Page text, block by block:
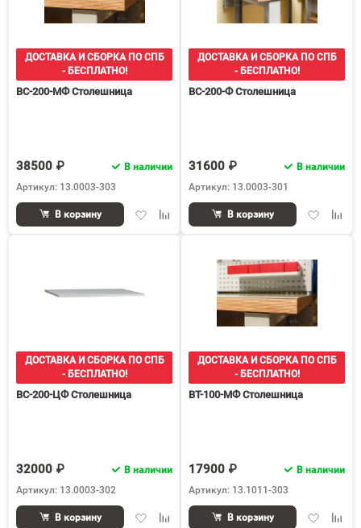
ДОСТАВКА И СБОРКА ПО СПБ
- БЕСПЛАТНО!
ВС-200-МФ Столешница
38500 ₽
В наличии
Артикул: 13.0003-303
ДобавитьДобавить
В корзину
ДОСТАВКА И СБОРКА ПО СПБ
- БЕСПЛАТНО!
ВС-200-Ф Столешница
31600 ₽
В наличии
Артикул: 13.0003-301
Добавить
В корзину
ДОСТАВКА И СБОРКА ПО СПБ
- БЕСПЛАТНО!
ВС-200-ЦФ Столешница
32000 ₽
В наличии
Артикул: 13.0003-302
ДобавитьДобавить
В корзину
ДОСТАВКА И СБОРКА ПО СПБ
- БЕСПЛАТНО!
ВТ-100-МФ Столешница
17900 ₽
В наличии
Артикул: 13.1011-303
Добавить
В корзину